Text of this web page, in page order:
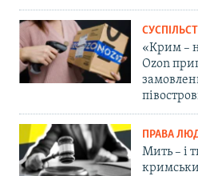
«Крим –
Ozon
ПРАВА
Мить – і